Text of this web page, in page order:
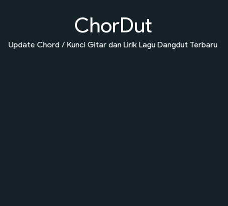
ChorDut
Update Chord / Kunci Gitar dan Lirik Lagu Dangdut Terbaru